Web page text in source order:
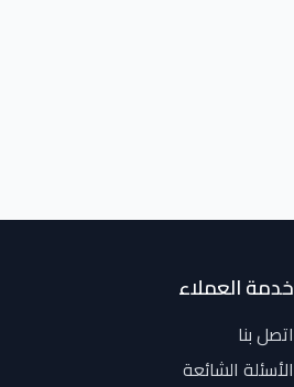
خدمة العملاء
اتصل بنا
الأسئلة الشائعة